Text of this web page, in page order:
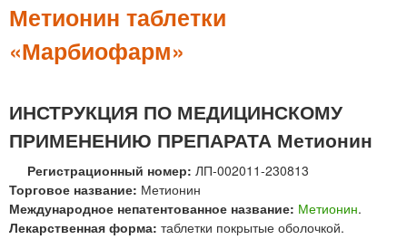
Метионин таблетки
«Марбиофарм»
ИНСТРУКЦИЯ ПО МЕДИЦИНСКОМУ
ПРИМЕНЕНИЮ ПРЕПАРАТА Метионин
Регистрационный номер: ЛП-002011-230813
Торговое название: Метионин
Международное непатентованное название: Метионин.
Лекарственная форма: таблетки покрытые оболочкой.